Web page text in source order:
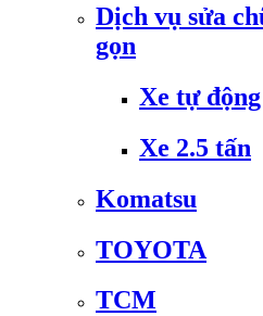
Dịch vụ sửa
gọn
Xe tự động
Xe 2.5 tấn
Komatsu
TOYOTA
TCM